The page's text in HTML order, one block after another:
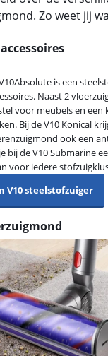
Zo weet jij
is een
Naast 2
voor meubels en een
Bij de V10 Konical
ook een
bij de V10 Submarine
voor iedere
V10 steelstofzuiger